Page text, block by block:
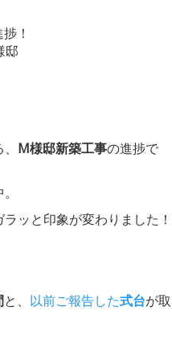
！
邸
M様邸新築工事の進捗で
ッと印象が変わりました！
と、 以前ご報告した式台が取